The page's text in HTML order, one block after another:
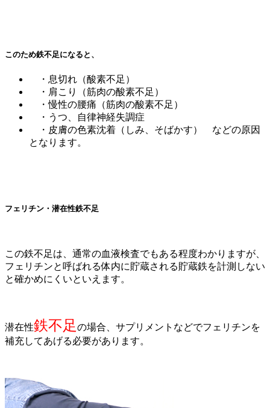
このため鉄不足になると、
・息切れ（酸素不足）
・肩こり（筋肉の酸素不足）
・慢性の腰痛（筋肉の酸素不足）
・うつ、自律神経失調症
・皮膚の色素沈着（しみ、そばかす） などの原因
となります。
フェリチン・潜在性鉄不足
この鉄不足は、通常の血液検査でもある程度わかりますが、
フェリチンと呼ばれる体内に貯蔵される貯蔵鉄を計測しない
と確かめにくいといえます。
潜在性鉄不足の場合、サプリメントなどでフェリチンを
補充してあげる必要があります。